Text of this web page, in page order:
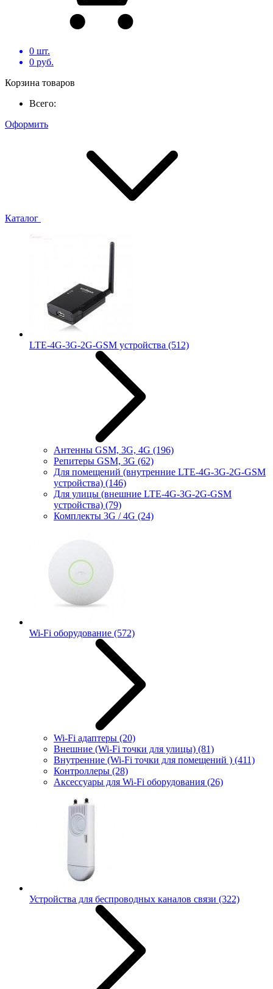
0 шт.
0 руб.
Корзина товаров
Всего:
Оформить
Каталог
LTE-4G-3G-2G-GSM устройства (512)
Антенны GSM, 3G, 4G (196)
Репитеры GSM, 3G (62)
Для помещений (внутренние LTE-4G-3G-2G-GSM
устройства) (146)
Для улицы (внешние LTE-4G-3G-2G-GSM
устройства) (79)
Комплекты 3G / 4G (24)
Wi-Fi оборудование (572)
Wi-Fi адаптеры (20)
Внешние (Wi-Fi точки для улицы) (81)
Внутренние (Wi-Fi точки для помещений ) (411)
Контроллеры (28)
Аксессуары для Wi-Fi оборудования (26)
Устройства для беспроводных каналов связи (322)